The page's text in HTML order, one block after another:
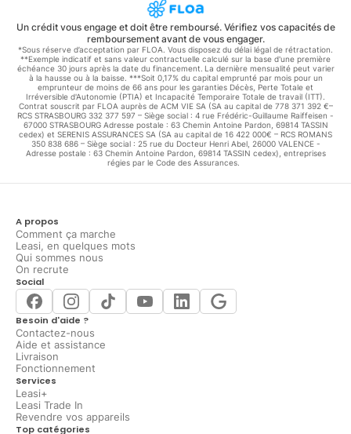
Un crédit vous engage et doit être remboursé. Vérifiez vos capacités de
remboursement avant de vous engager.
*Sous réserve d’acceptation par FLOA. Vous disposez du délai légal de rétractation.
**Exemple indicatif et sans valeur contractuelle calculé sur la base d'une première
échéance 30 jours après la date du financement. La dernière mensualité peut varier
à la hausse ou à la baisse. ***Soit 0,17% du capital emprunté par mois pour un
emprunteur de moins de 66 ans pour les garanties Décès, Perte Totale et
Irréversible d'Autonomie (PTIA) et Incapacité Temporaire Totale de travail (ITT).
Contrat souscrit par FLOA auprès de ACM VIE SA (SA au capital de 778 371 392 €–
RCS STRASBOURG 332 377 597 – Siège social : 4 rue Frédéric-Guillaume Raiffeisen -
67000 STRASBOURG Adresse postale : 63 Chemin Antoine Pardon, 69814 TASSIN
cedex) et SERENIS ASSURANCES SA (SA au capital de 16 422 000€ – RCS ROMANS
350 838 686 – Siège social : 25 rue du Docteur Henri Abel, 26000 VALENCE -
Adresse postale : 63 Chemin Antoine Pardon, 69814 TASSIN cedex), entreprises
régies par le Code des Assurances.
A propos
Comment ça marche
Leasi, en quelques mots
Qui sommes nous
On recrute
Social
Besoin d'aide ?
Contactez-nous
Aide et assistance
Livraison
Fonctionnement
Services
Leasi+
Leasi Trade In
Revendre vos appareils
Top catégories